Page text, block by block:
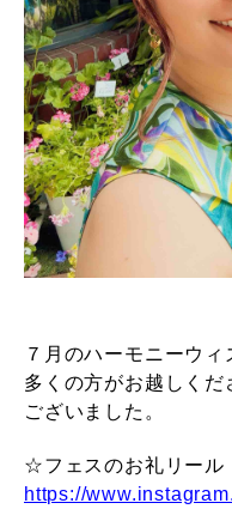
７月のハーモニーウィ
多くの方がお越しくだ
ございました。
☆フェスのお礼リール
https://